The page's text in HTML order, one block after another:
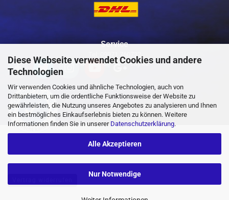
Diese Webseite verwendet Cookies und andere
Technologien
Wir verwenden Cookies und ähnliche Technologien, auch von
Drittanbietern, um die ordentliche Funktionsweise der Website zu
gewährleisten, die Nutzung unseres Angebotes zu analysieren und Ihnen
ein bestmögliches Einkaufserlebnis bieten zu können. Weitere
Informationen finden Sie in unserer Datenschutzerklärung.
Alle Akzeptieren
Nur Notwendige
Service
Tel: 09971 760732
Mail: info@buggycity.eu